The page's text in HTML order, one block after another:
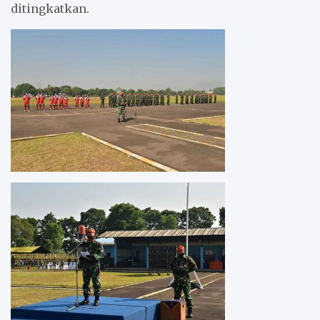
ditingkatkan.